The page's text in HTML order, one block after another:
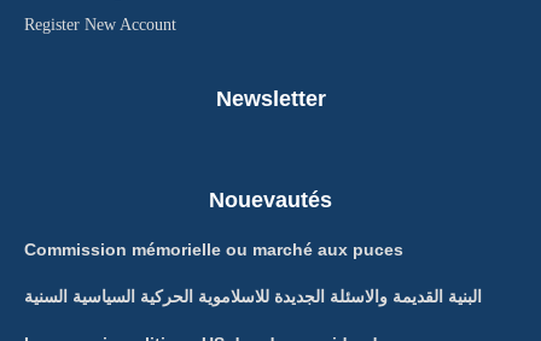
Register New Account
Newsletter
Nouevautés
Commission mémorielle ou marché aux puces
البنية القديمة والاسئلة الجديدة للاسلاموية الحركية السياسية السنية